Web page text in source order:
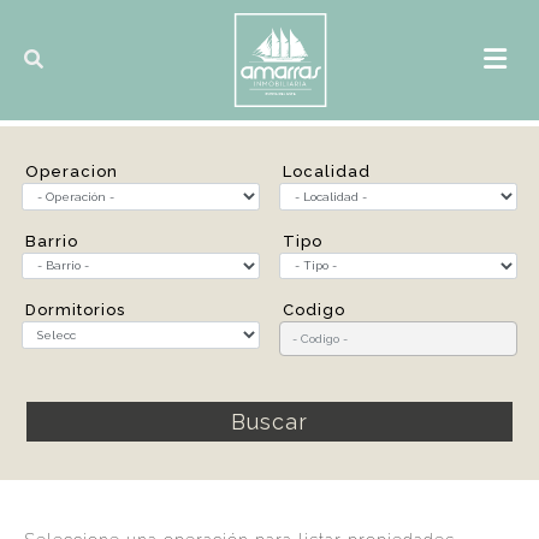
Operacion Localidad
Barrio Tipo
Dormitorios Codigo
Buscar